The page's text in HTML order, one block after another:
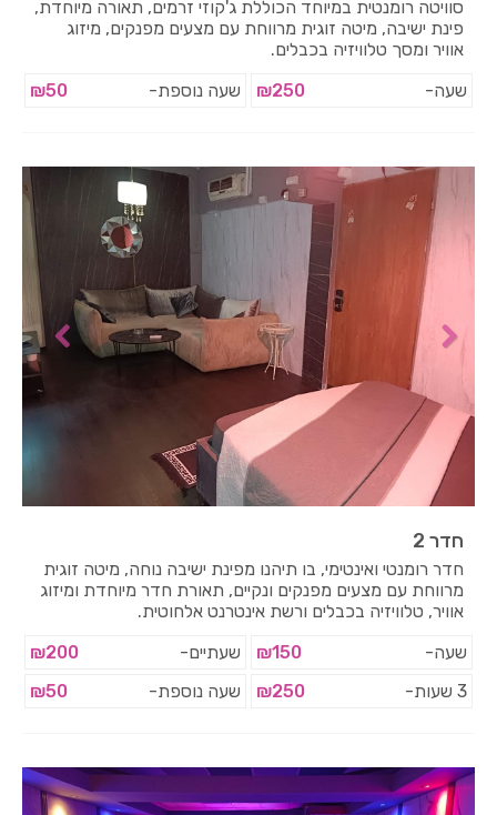
סוויטה רומנטית במיוחד הכוללת ג'קוזי זרמים, תאורה מיוחדת,
פינת ישיבה, מיטה זוגית מרווחת עם מצעים מפנקים, מיזוג
אוויר ומסך טלוויזיה בכבלים.
שעה-
₪250 שעה נוספת- ₪50
חדר 2
חדר רומנטי ואינטימי, בו תיהנו מפינת ישיבה נוחה, מיטה זוגית
מרווחת עם מצעים מפנקים ונקיים, תאורת חדר מיוחדת ומיזוג
אוויר, טלוויזיה בכבלים ורשת אינטרנט אלחוטית.
שעה-
₪150 שעתיים-
₪200
3 שעות-
₪250 שעה נוספת- ₪50